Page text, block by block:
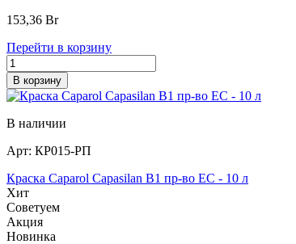
153,36 Br
Перейти в корзину
В корзину
В наличии
Арт: КР015-РП
Краска Caparol Capasilan В1 пр-во EC - 10 л
Хит
Советуем
Акция
Новинка